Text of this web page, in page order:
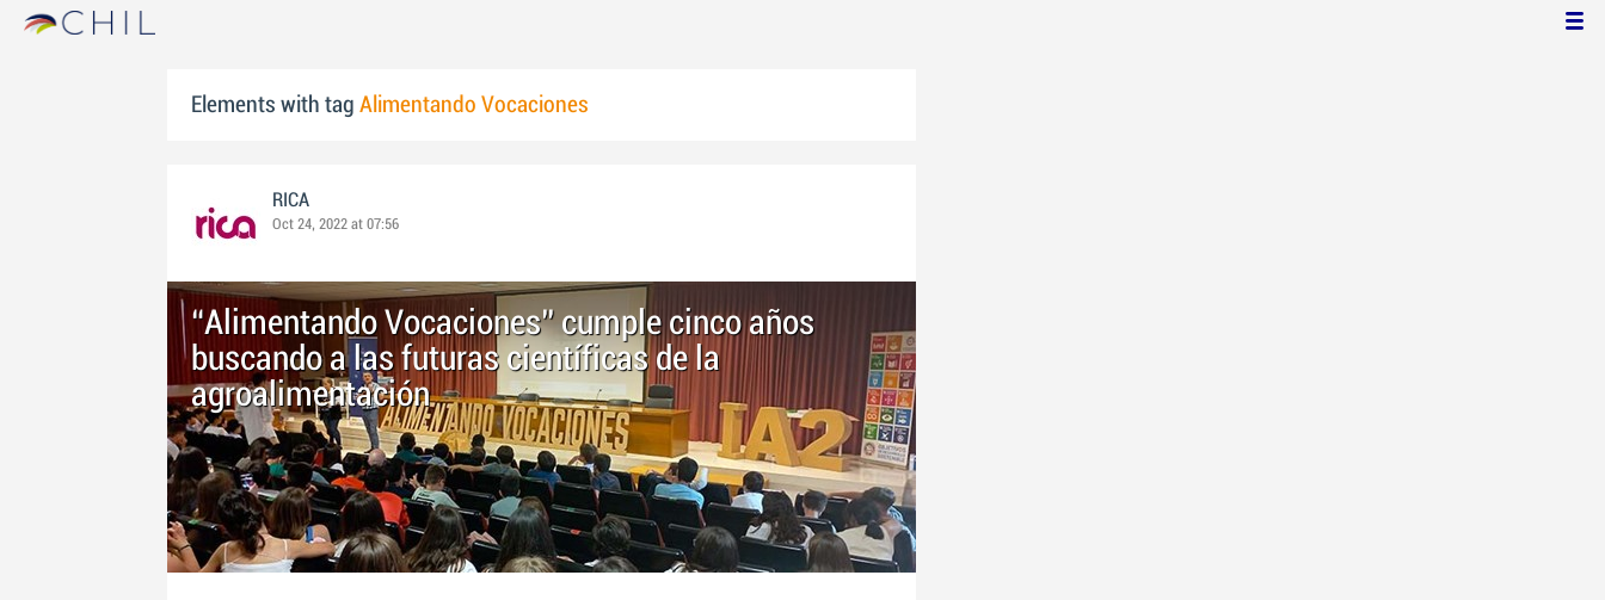
Elements with tag Alimentando Vocaciones
RICA
Oct 24, 2022 at 07:56
“Alimentando Vocaciones” cumple cinco años
buscando a las futuras científicas de la
agroalimentación